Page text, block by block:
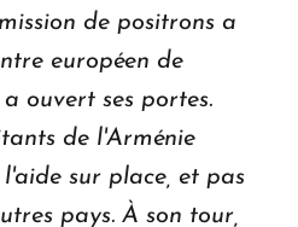
de positrons a
européen de
ouvert ses portes.
de l'Arménie
sur place, et pas
pays. À son tour,